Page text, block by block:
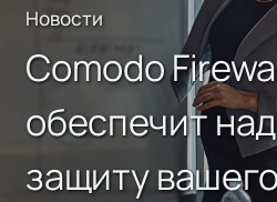
Новости
Comodo
обеспечит
защиту